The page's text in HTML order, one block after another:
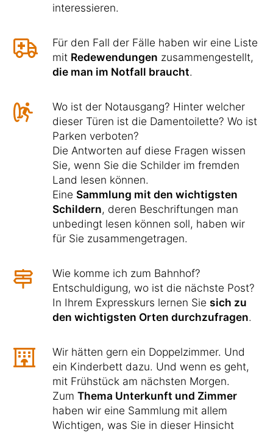
interessieren.
Für den Fall der Fälle haben wir eine Liste
mit Redewendungen zusammengestellt,
die man im Notfall braucht.
Wo ist der Notausgang? Hinter welcher
dieser Türen ist die Damentoilette? Wo ist
Parken verboten?
Die Antworten auf diese Fragen wissen
Sie, wenn Sie die Schilder im fremden
Land lesen können.
Eine Sammlung mit den wichtigsten
Schildern, deren Beschriftungen man
unbedingt lesen können soll, haben wir
für Sie zusammengetragen.
Wie komme ich zum Bahnhof?
Entschuldigung, wo ist die nächste Post?
In Ihrem Expresskurs lernen Sie sich zu
den wichtigsten Orten durchzufragen.
Wir hätten gern ein Doppelzimmer. Und
ein Kinderbett dazu. Und wenn es geht,
mit Frühstück am nächsten Morgen.
Zum Thema Unterkunft und Zimmer
haben wir eine Sammlung mit allem
Wichtigen, was Sie in dieser Hinsicht